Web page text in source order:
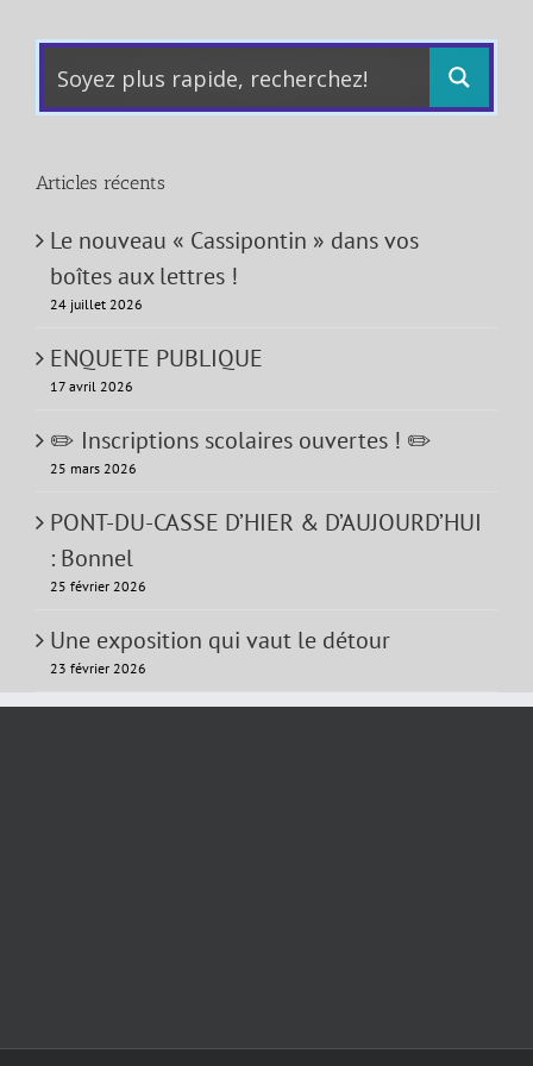
Articles récents
Le nouveau « Cassipontin » dans vos
boîtes aux lettres !
24 juillet 2026
ENQUETE PUBLIQUE
17 avril 2026
✏️ Inscriptions scolaires ouvertes ! ✏️
25 mars 2026
PONT-DU-CASSE D’HIER & D’AUJOURD’HUI
: Bonnel
25 février 2026
Une exposition qui vaut le détour
23 février 2026